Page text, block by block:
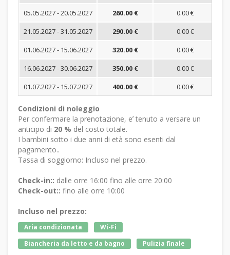
05.05.2027 - 20.05.2027
260.00 €
0.00 €
21.05.2027 - 31.05.2027
290.00 €
0.00 €
01.06.2027 - 15.06.2027
320.00 €
0.00 €
16.06.2027 - 30.06.2027
350.00 €
0.00 €
01.07.2027 - 15.07.2027
400.00 € 0.00 €
Condizioni di noleggio
Per confermare la prenotazione, eʼ tenuto a versare un
anticipo di 20 % del costo totale.
I bambini sotto i due anni di età sono esenti dal
pagamento..
Tassa di soggiorno: Incluso nel prezzo.
Check-in:: dalle orre 16:00 fino alle orre 20:00
Check-out:: fino alle orre 10:00
Incluso nel prezzo:
Aria condizionata
Wi-Fi
Biancheria da letto e da bagno
Pulizia finale